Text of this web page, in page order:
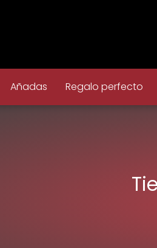
Añadas Regalo perfecto